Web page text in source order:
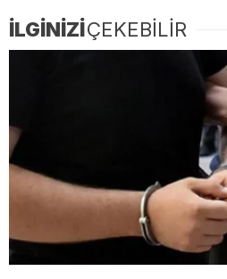
İLGİNİZİÇEKEBİLİR